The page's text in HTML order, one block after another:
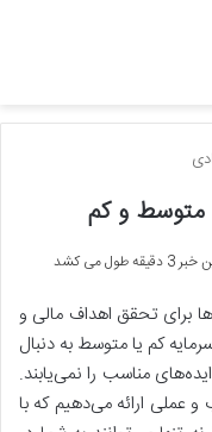
طول می کشد
برای تحقق اهداف مالی و
کم یا متوسط به دنبال
مناسب را نمی‌یابند.
جذاب و عملی ارائه می‌دهیم که با